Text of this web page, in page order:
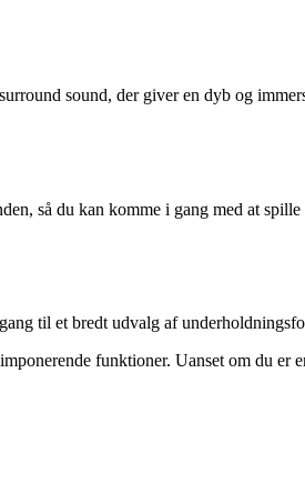
sound, der giver en dyb og
så du kan komme i gang med at
til et bredt udvalg af
funktioner. Uanset om du er